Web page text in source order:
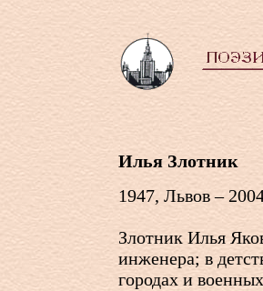
Илья Злотник
1947, Львов –
Злотник Илья
инженера; в
городах и